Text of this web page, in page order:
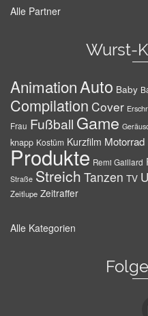
Alle Partner
Wurst-
AnimationAuto Baby
Compilation Cover
Frau Fußball Game
knapp Kostüm Kurzfilm Motorrad
Produkte Remi Gaillard
Straße Streich Tanzen TV
Zeitlupe Zeitraffer
Alle Kategorien